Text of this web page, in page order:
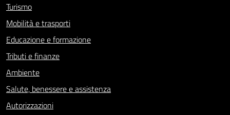
Turismo
Mobilità e trasporti
Educazione e formazione
Tributi e finanze
Ambiente
Salute, benessere e assistenza
Autorizzazioni